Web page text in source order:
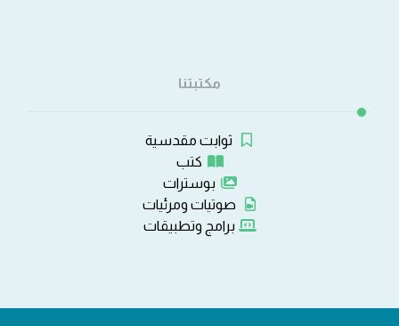
مكتبتنا
ثوابت مقدسية
كتب
بوسترات
صوتيات ومرئيات
برامج وتطبيقات